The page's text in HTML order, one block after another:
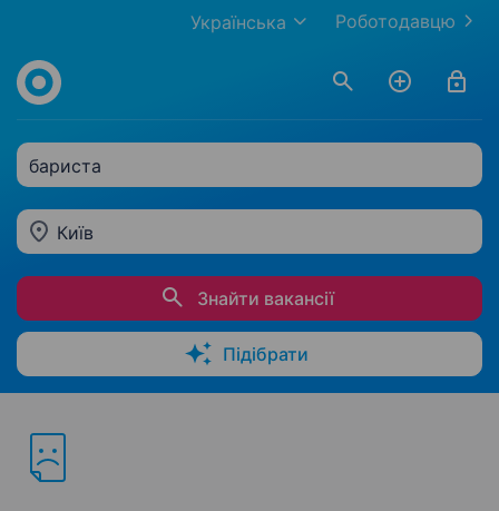
Роботодавцю
Українська
бариста
Київ
Знайти вакансії
Підібрати